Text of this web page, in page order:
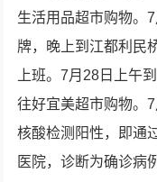
生活用品超市购物。
牌，晚上到江都利民
上班。7月28日上午
往好宜美超市购物。
核酸检测阳性，即通
医院，诊断为确诊病